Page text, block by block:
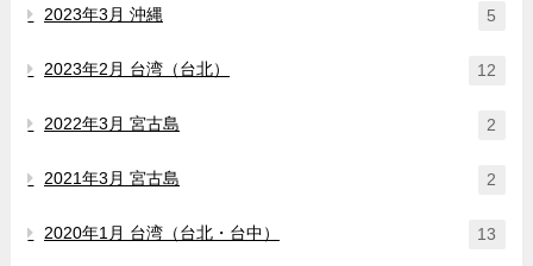
2023年3月 沖縄 5
2023年2月 台湾（台北） 12
2022年3月 宮古島 2
2021年3月 宮古島 2
2020年1月 台湾（台北・台中） 13